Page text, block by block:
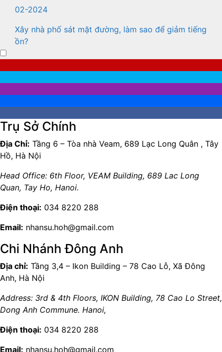
02-2024
Xây nhà phố sát mặt đường, làm sao để giảm tiếng
ồn?
Trụ Sở Chính
Địa Chỉ: Tầng 6 – Tòa nhà Veam, 689 Lạc Long Quân , Tây
Hồ, Hà Nội
Head Office: 6th Floor, VEAM Building, 689 Lac Long
Quan, Tay Ho, Hanoi.
Điện thoại: 034 8220 288
Email: nhansu.hoh@gmail.com
Chi Nhánh Đông Anh
Địa chỉ: Tầng 3,4 – Ikon Building – 78 Cao Lỗ, Xã Đông
Anh, Hà Nội
Address: 3rd & 4th Floors, IKON Building, 78 Cao Lo Street,
Dong Anh Commune. Hanoi,
Điện thoại: 034 8220 288
Email: nhansu.hoh@gmail.com